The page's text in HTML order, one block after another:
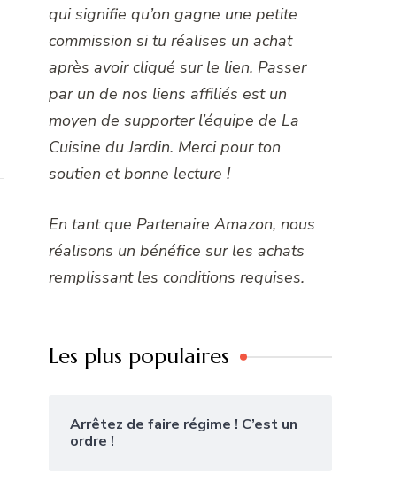
qui signifie qu’on gagne une petite
commission si tu réalises un achat
après avoir cliqué sur le lien. Passer
par un de nos liens affiliés est un
moyen de supporter l’équipe de La
Cuisine du Jardin. Merci pour ton
soutien et bonne lecture !
En tant que Partenaire Amazon, nous
réalisons un bénéfice sur les achats
remplissant les conditions requises.
Les plus populaires
Arrêtez de faire régime ! C’est un
ordre !